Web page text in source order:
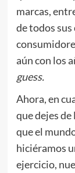
marcas,
de todos
aún con los
guess.
Ahora, en
que dejes
que el
hiciéramos
ejercicio,